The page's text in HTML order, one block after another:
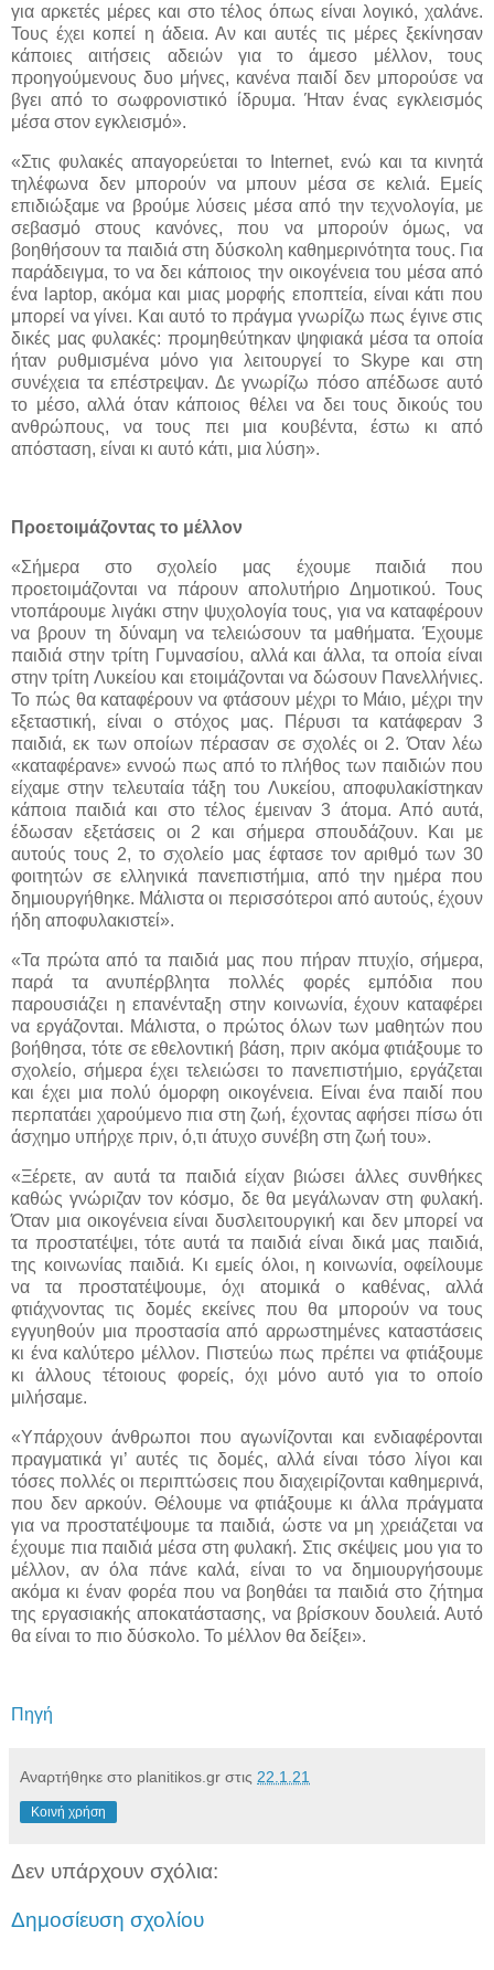
για αρκετές μέρες και στο τέλος όπως είναι λογικό, χαλάνε.
Τους έχει κοπεί η άδεια. Αν και αυτές τις μέρες ξεκίνησαν
κάποιες αιτήσεις αδειών για το άμεσο μέλλον, τους
προηγούμενους δυο μήνες, κανένα παιδί δεν μπορούσε να
βγει από το σωφρονιστικό ίδρυμα. Ήταν ένας εγκλεισμός
μέσα στον εγκλεισμό».
«Στις φυλακές απαγορεύεται το Internet, ενώ και τα κινητά
τηλέφωνα δεν μπορούν να μπουν μέσα σε κελιά. Εμείς
επιδιώξαμε να βρούμε λύσεις μέσα από την τεχνολογία, με
σεβασμό στους κανόνες, που να μπορούν όμως, να
βοηθήσουν τα παιδιά στη δύσκολη καθημερινότητα τους. Για
παράδειγμα, το να δει κάποιος την οικογένεια του μέσα από
ένα laptop, ακόμα και μιας μορφής εποπτεία, είναι κάτι που
μπορεί να γίνει. Και αυτό το πράγμα γνωρίζω πως έγινε στις
δικές μας φυλακές: προμηθεύτηκαν ψηφιακά μέσα τα οποία
ήταν ρυθμισμένα μόνο για λειτουργεί το Skype και στη
συνέχεια τα επέστρεψαν. Δε γνωρίζω πόσο απέδωσε αυτό
το μέσο, αλλά όταν κάποιος θέλει να δει τους δικούς του
ανθρώπους, να τους πει μια κουβέντα, έστω κι από
απόσταση, είναι κι αυτό κάτι, μια λύση».
Προετοιμάζοντας το μέλλον
«Σήμερα στο σχολείο μας έχουμε παιδιά που
προετοιμάζονται να πάρουν απολυτήριο Δημοτικού. Τους
ντοπάρουμε λιγάκι στην ψυχολογία τους, για να καταφέρουν
να βρουν τη δύναμη να τελειώσουν τα μαθήματα. Έχουμε
παιδιά στην τρίτη Γυμνασίου, αλλά και άλλα, τα οποία είναι
στην τρίτη Λυκείου και ετοιμάζονται να δώσουν Πανελλήνιες.
Το πώς θα καταφέρουν να φτάσουν μέχρι το Μάιο, μέχρι την
εξεταστική, είναι ο στόχος μας. Πέρυσι τα κατάφεραν 3
παιδιά, εκ των οποίων πέρασαν σε σχολές οι 2. Όταν λέω
«καταφέρανε» εννοώ πως από το πλήθος των παιδιών που
είχαμε στην τελευταία τάξη του Λυκείου, αποφυλακίστηκαν
κάποια παιδιά και στο τέλος έμειναν 3 άτομα. Από αυτά,
έδωσαν εξετάσεις οι 2 και σήμερα σπουδάζουν. Και με
αυτούς τους 2, το σχολείο μας έφτασε τον αριθμό των 30
φοιτητών σε ελληνικά πανεπιστήμια, από την ημέρα που
δημιουργήθηκε. Μάλιστα οι περισσότεροι από αυτούς, έχουν
ήδη αποφυλακιστεί».
«Τα πρώτα από τα παιδιά μας που πήραν πτυχίο, σήμερα,
παρά τα ανυπέρβλητα πολλές φορές εμπόδια που
παρουσιάζει η επανένταξη στην κοινωνία, έχουν καταφέρει
να εργάζονται. Μάλιστα, ο πρώτος όλων των μαθητών που
βοήθησα, τότε σε εθελοντική βάση, πριν ακόμα φτιάξουμε το
σχολείο, σήμερα έχει τελειώσει το πανεπιστήμιο, εργάζεται
και έχει μια πολύ όμορφη οικογένεια. Είναι ένα παιδί που
περπατάει χαρούμενο πια στη ζωή, έχοντας αφήσει πίσω ότι
άσχημο υπήρχε πριν, ό,τι άτυχο συνέβη στη ζωή του».
«Ξέρετε, αν αυτά τα παιδιά είχαν βιώσει άλλες συνθήκες
καθώς γνώριζαν τον κόσμο, δε θα μεγάλωναν στη φυλακή.
Όταν μια οικογένεια είναι δυσλειτουργική και δεν μπορεί να
τα προστατέψει, τότε αυτά τα παιδιά είναι δικά μας παιδιά,
της κοινωνίας παιδιά. Κι εμείς όλοι, η κοινωνία, οφείλουμε
να τα προστατέψουμε, όχι ατομικά ο καθένας, αλλά
φτιάχνοντας τις δομές εκείνες που θα μπορούν να τους
εγγυηθούν μια προστασία από αρρωστημένες καταστάσεις
κι ένα καλύτερο μέλλον. Πιστεύω πως πρέπει να φτιάξουμε
κι άλλους τέτοιους φορείς, όχι μόνο αυτό για το οποίο
μιλήσαμε.
«Υπάρχουν άνθρωποι που αγωνίζονται και ενδιαφέρονται
πραγματικά γι’ αυτές τις δομές, αλλά είναι τόσο λίγοι και
τόσες πολλές οι περιπτώσεις που διαχειρίζονται καθημερινά,
που δεν αρκούν. Θέλουμε να φτιάξουμε κι άλλα πράγματα
για να προστατέψουμε τα παιδιά, ώστε να μη χρειάζεται να
έχουμε πια παιδιά μέσα στη φυλακή. Στις σκέψεις μου για το
μέλλον, αν όλα πάνε καλά, είναι το να δημιουργήσουμε
ακόμα κι έναν φορέα που να βοηθάει τα παιδιά στο ζήτημα
της εργασιακής αποκατάστασης, να βρίσκουν δουλειά. Αυτό
θα είναι το πιο δύσκολο. Το μέλλον θα δείξει».
Πηγή
Αναρτήθηκε στο planitikos.gr στις 22.1.21
Κοινή χρήση
Δεν υπάρχουν σχόλια:
Δημοσίευση σχολίου